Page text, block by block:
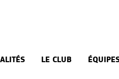
LE CLUB